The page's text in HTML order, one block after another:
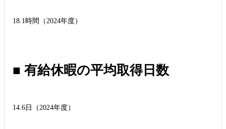
18.1時間（2024年度）
■ 有給休暇の平均取得日数
14.6日（2024年度）